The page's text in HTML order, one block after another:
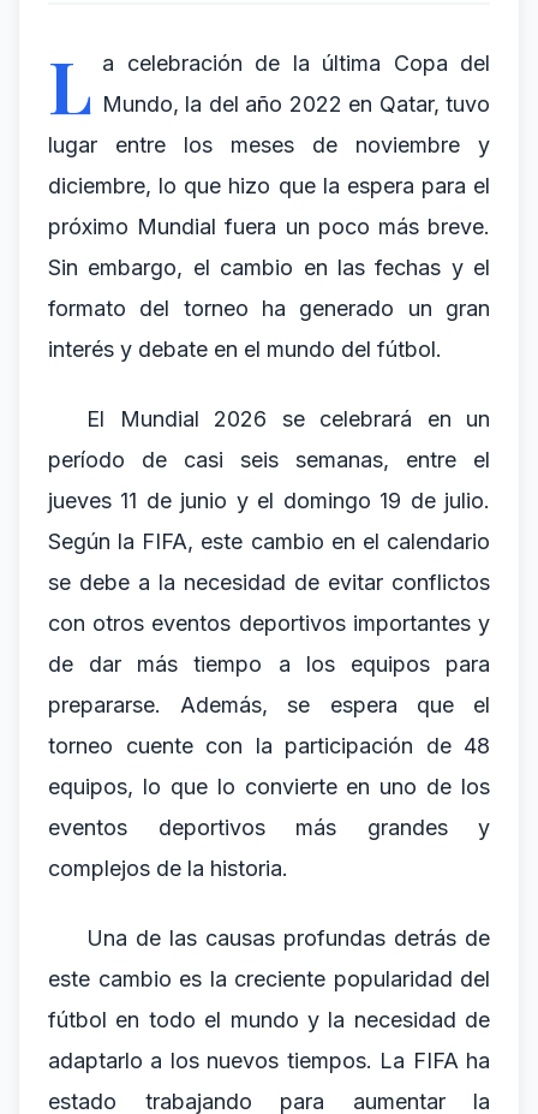
L a celebración de la última Copa del
Mundo, la del año 2022 en Qatar, tuvo
lugar entre los meses de noviembre y
diciembre, lo que hizo que la espera para el
próximo Mundial fuera un poco más breve.
Sin embargo, el cambio en las fechas y el
formato del torneo ha generado un gran
interés y debate en el mundo del fútbol.
El Mundial 2026 se celebrará en un
período de casi seis semanas, entre el
jueves 11 de junio y el domingo 19 de julio.
Según la FIFA, este cambio en el calendario
se debe a la necesidad de evitar conflictos
con otros eventos deportivos importantes y
de dar más tiempo a los equipos para
prepararse. Además, se espera que el
torneo cuente con la participación de 48
equipos, lo que lo convierte en uno de los
eventos deportivos más grandes y
complejos de la historia.
Una de las causas profundas detrás de
este cambio es la creciente popularidad del
fútbol en todo el mundo y la necesidad de
adaptarlo a los nuevos tiempos. La FIFA ha
estado trabajando para aumentar la